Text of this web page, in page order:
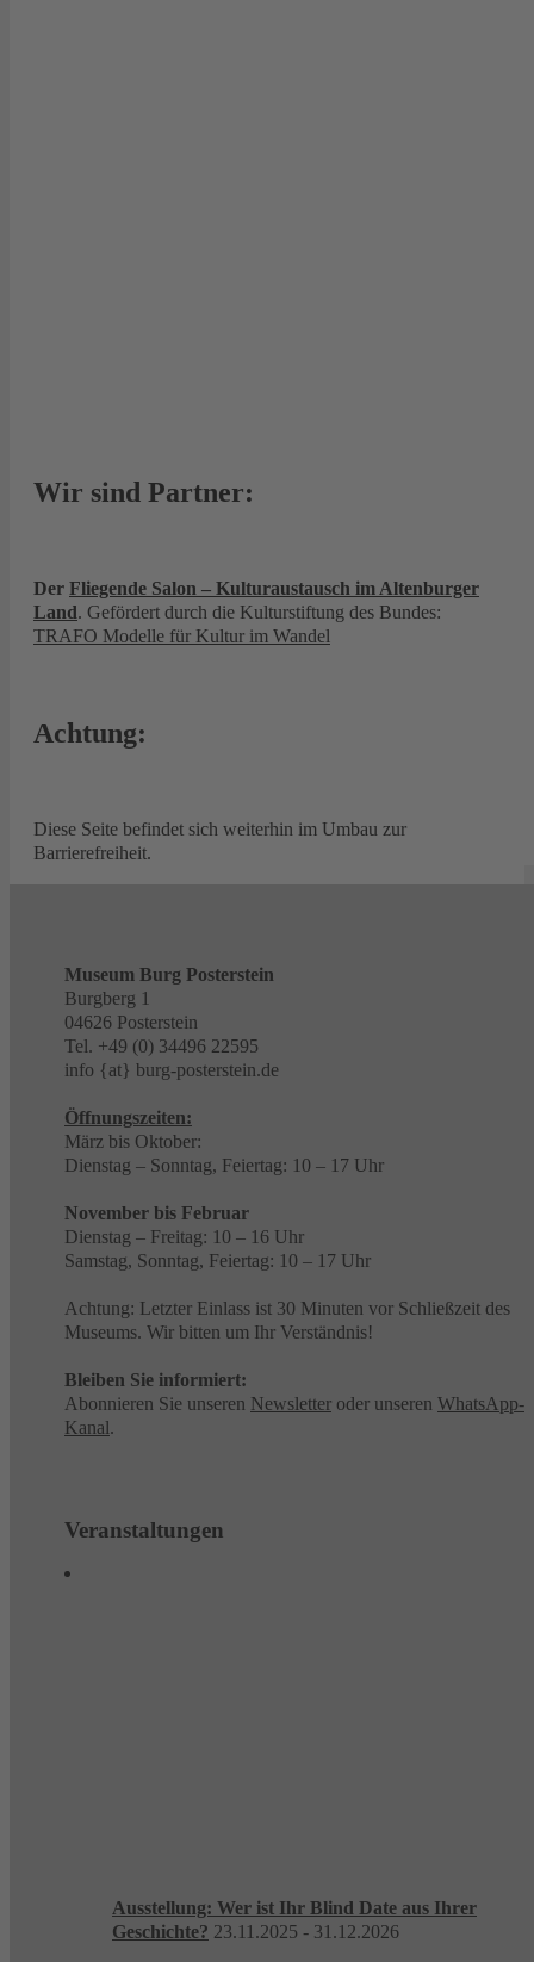
Wir sind Partner:
Der Fliegende Salon – Kulturaustausch im Altenburger
Land. Gefördert durch die Kulturstiftung des Bundes:
TRAFO Modelle für Kultur im Wandel
Achtung:
Diese Seite befindet sich weiterhin im Umbau zur
Barrierefreiheit.
Museum Burg Posterstein
Burgberg 1
04626 Posterstein
Tel. +49 (0) 34496 22595
info {at} burg-posterstein.de
Öffnungszeiten:
März bis Oktober:
Dienstag – Sonntag, Feiertag: 10 – 17 Uhr
November bis Februar
Dienstag – Freitag: 10 – 16 Uhr
Samstag, Sonntag, Feiertag: 10 – 17 Uhr
Achtung: Letzter Einlass ist 30 Minuten vor Schließzeit des
Museums. Wir bitten um Ihr Verständnis!
Bleiben Sie informiert:
Abonnieren Sie unseren Newsletter oder unseren WhatsApp-
Kanal.
Veranstaltungen
Ausstellung: Wer ist Ihr Blind Date aus Ihrer
Geschichte? 23.11.2025 - 31.12.2026